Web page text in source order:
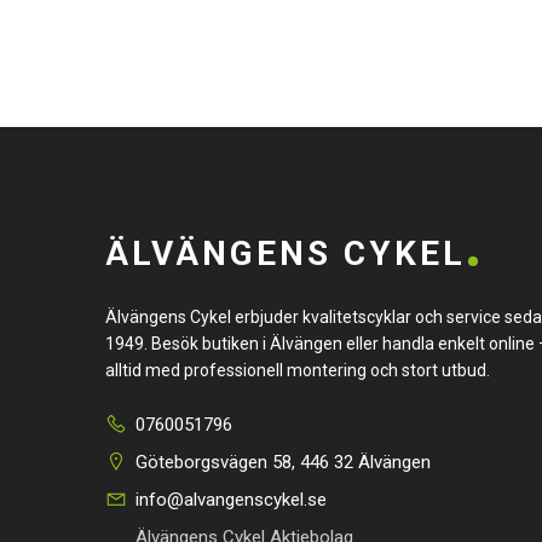
ÄLVÄNGENS CYKEL
Älvängens Cykel erbjuder kvalitetscyklar och service
1949. Besök butiken i Älvängen eller handla enkelt online
alltid med professionell montering och stort utbud.
0760051796
Göteborgsvägen 58, 446 32 Älvängen
info@alvangenscykel.se
Älvängens Cykel Aktiebolag